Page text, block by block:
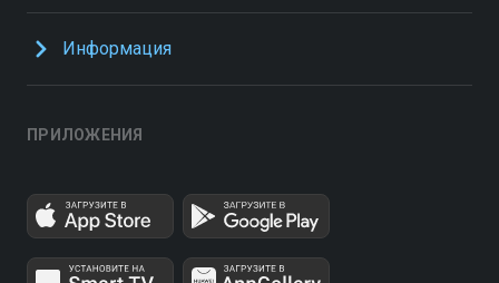
Информация
ПРИЛОЖЕНИЯ